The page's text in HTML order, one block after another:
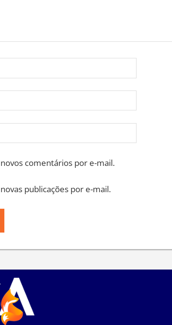
comentários por e-mail.
publicações por e-mail.